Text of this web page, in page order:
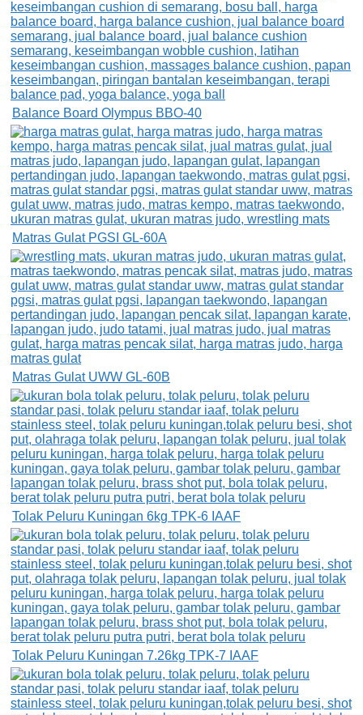
Balance Board Olympus BBO-40
Matras Gulat PGSI GL-60A
Matras Gulat UWW GL-60B
Tolak Peluru Kuningan 6kg TPK-6 IAAF
Tolak Peluru Kuningan 7.26kg TPK-7 IAAF